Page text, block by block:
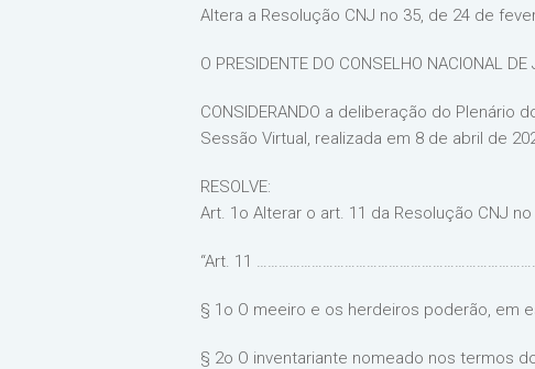
Altera a Resolução CNJ no 35, de 24 de
O PRESIDENTE DO CONSELHO
CONSIDERANDO a deliberação do Plenário
Sessão Virtual, realizada em 8 de abril de
RESOLVE:
Art. 1o Alterar o art. 11 da Resolução CNJ
“Art. 11
§ 1o O meeiro e os herdeiros poderão, em
§ 2o O inventariante nomeado nos termos